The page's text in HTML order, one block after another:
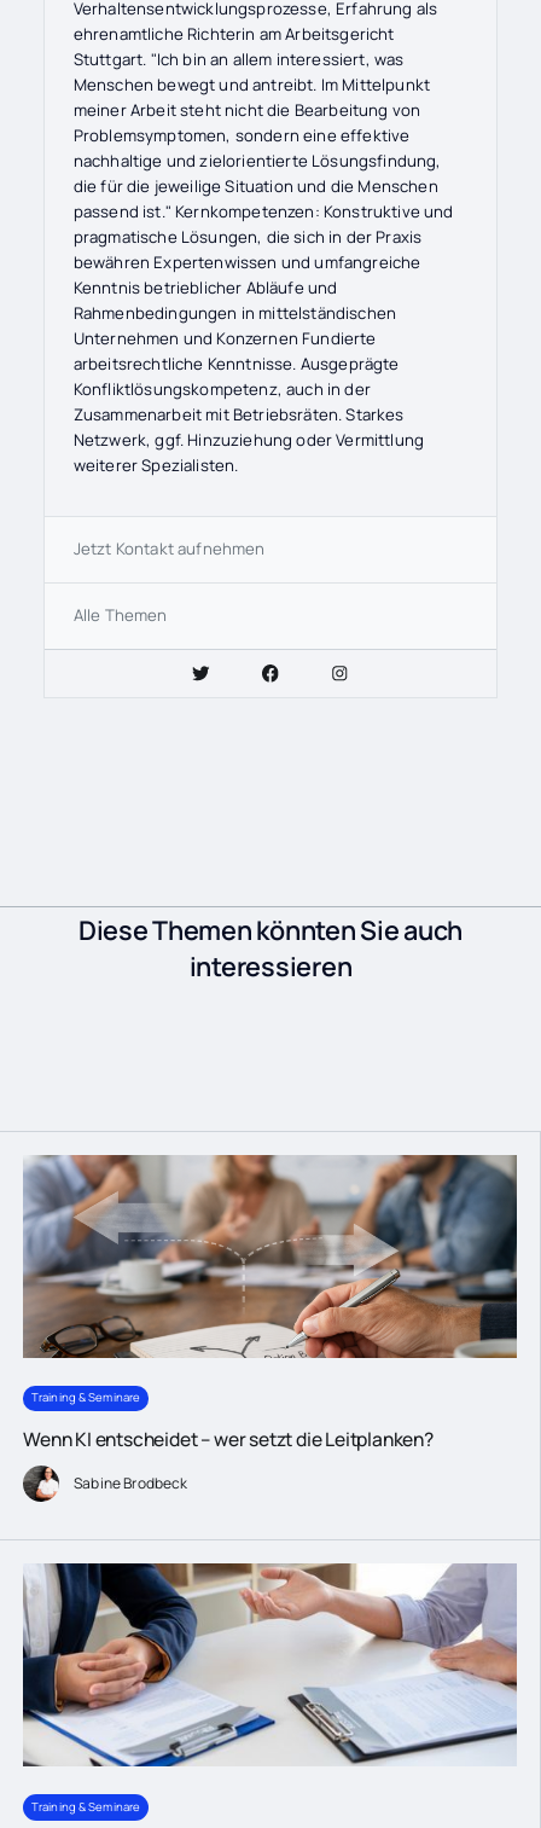
Verhaltensentwicklungsprozesse, Erfahrung als
ehrenamtliche Richterin am Arbeitsgericht
Stuttgart. "Ich bin an allem interessiert, was
Menschen bewegt und antreibt. Im Mittelpunkt
meiner Arbeit steht nicht die Bearbeitung von
Problemsymptomen, sondern eine effektive
nachhaltige und zielorientierte Lösungsfindung,
die für die jeweilige Situation und die Menschen
passend ist." Kernkompetenzen: Konstruktive und
pragmatische Lösungen, die sich in der Praxis
bewähren Expertenwissen und umfangreiche
Kenntnis betrieblicher Abläufe und
Rahmenbedingungen in mittelständischen
Unternehmen und Konzernen Fundierte
arbeitsrechtliche Kenntnisse. Ausgeprägte
Konfliktlösungskompetenz, auch in der
Zusammenarbeit mit Betriebsräten. Starkes
Netzwerk, ggf. Hinzuziehung oder Vermittlung
weiterer Spezialisten.
Jetzt Kontakt aufnehmen
Alle Themen
Diese Themen könnten Sie auch
interessieren
Training & Seminare
Wenn KI entscheidet – wer setzt die Leitplanken?
Sabine Brodbeck
Training & Seminare